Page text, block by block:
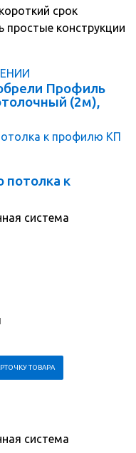
срок
простые конструкции
Профиль
(2м),
потолка к
система
ТОВАРА
система